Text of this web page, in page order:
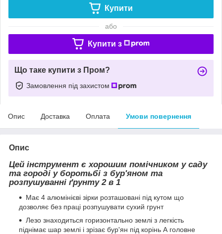
Купити
або
Купити з
Що таке купити з Пром?
Замовлення під захистом
Опис Доставка Оплата Умови повернення
Опис
Цей інструмент є хорошим помічником у саду
та городі у боротьбі з бур'яном та
розпушуванні ґрунту 2 в 1
Має 4 алюмінієві зірки розташовані під кутом що
дозволяє без праці розпушувати сухий грунт
Лезо знаходиться горизонтально землі з легкість
піднімає шар землі і зрізає бур'ян під корінь А головне